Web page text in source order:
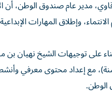
مدير عام صندوق الوطن، أن
الانتماء، وإطلاق المهارات
13 سنة، و14-16 سنة)، مع إعداد محتوى
الوطن.